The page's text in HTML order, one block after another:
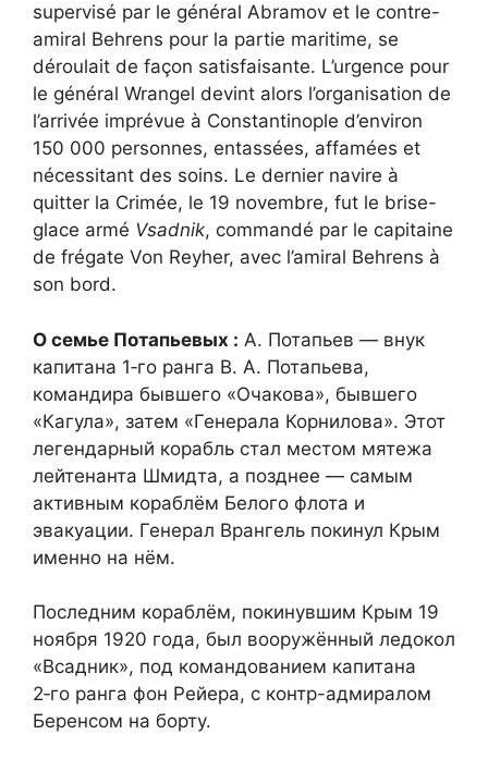
supervisé par le général Abramov et le contre-
amiral Behrens pour la partie maritime, se
déroulait de façon satisfaisante. L’urgence pour
le général Wrangel devint alors l’organisation de
l’arrivée imprévue à Constantinople d’environ
150 000 personnes, entassées, affamées et
nécessitant des soins. Le dernier navire à
quitter la Crimée, le 19 novembre, fut le brise-
glace armé Vsadnik, commandé par le capitaine
de frégate Von Reyher, avec l’amiral Behrens à
son bord.
О семье Потапьевых : А. Потапьев — внук
капитана 1‑го ранга В. А. Потапьева,
командира бывшего «Очакова», бывшего
«Кагула», затем «Генерала Корнилова». Этот
легендарный корабль стал местом мятежа
лейтенанта Шмидта, а позднее — самым
активным кораблём Белого флота и
эвакуации. Генерал Врангель покинул Крым
именно на нём.
Последним кораблём, покинувшим Крым 19
ноября 1920 года, был вооружённый ледокол
«Всадник», под командованием капитана
2‑го ранга фон Рейера, с контр-адмиралом
Беренсом на борту.